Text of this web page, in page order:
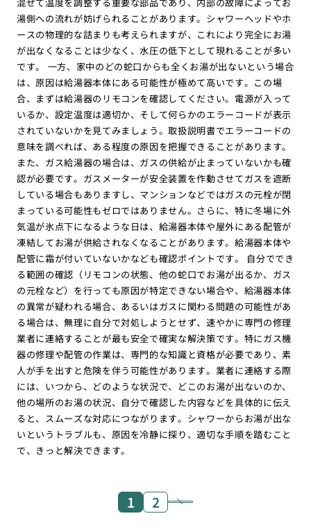
湯側への流れが妨げられることがあります。シャワーヘッドやホ
ースの物理的な詰まりも考えられますが、これにより完全にお湯
が出なくなることは少なく、水圧の低下として現れることが多い
です。 一方、家中のどの蛇口からも全くお湯が出ないという場合
は、原因は給湯器本体にある可能性が極めて高いです。この場
合、まずは給湯器のリモコンを確認してください。電源が入って
いるか、設定温度は適切か、そして何らかのエラーコードが表示
されていないかを見てみましょう。取扱説明書でエラーコードの
意味を調べれば、ある程度の原因を把握できることがあります。
また、ガス給湯器の場合は、ガスの供給が止まっていないかも確
認が必要です。ガスメーターが安全装置を作動させてガスを遮断
している場合もありますし、マンションなどではガスの元栓が閉
まっている可能性もゼロではありません。さらに、特に冬場に外
気温が氷点下になるような日は、給湯器本体や屋外にある配管が
凍結してお湯が供給されなくなることがあります。給湯器本体や
配管に霜が付いていないかなども確認ポイントです。 自分ででき
る範囲の確認（リモコンの状態、他の蛇口でお湯が出るか、ガス
の元栓など）を行っても原因が特定できない場合や、給湯器本体
の異常が疑われる場合、あるいはガスに関わる問題の可能性があ
る場合は、無理に自分で対処しようとせず、速やかに専門の修理
業者に連絡することが最も安全で確実な解決策です。特にガス機
器の修理や配管の作業は、専門的な知識と資格が必要であり、素
人が手を出すと危険を伴う可能性があります。業者に連絡する際
には、いつから、どのような状況で、どこのお湯が出ないのか、
他の場所のお湯の状況、自分で確認した内容などを具体的に伝え
ると、スムーズな対応につながります。シャワーからお湯が出な
いというトラブルも、原因を冷静に探り、適切な手順を踏むこと
で、きっと解決できます。
1 2